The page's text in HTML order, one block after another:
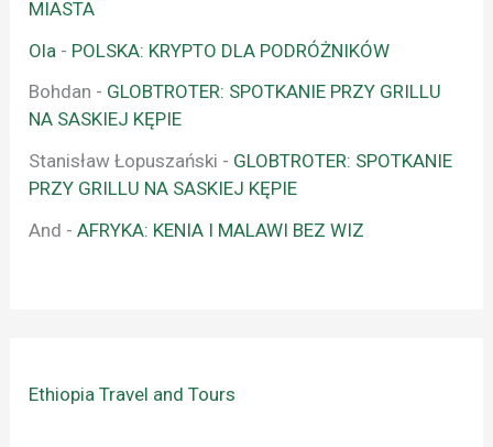
MIASTA
Ola - POLSKA: KRYPTO DLA PODRÓŻNIKÓW
Bohdan - GLOBTROTER: SPOTKANIE PRZY GRILLU
NA SASKIEJ KĘPIE
Stanisław Łopuszański - GLOBTROTER: SPOTKANIE
PRZY GRILLU NA SASKIEJ KĘPIE
And -AFRYKA: KENIA I MALAWI BEZ WIZ
Ethiopia Travel and Tours